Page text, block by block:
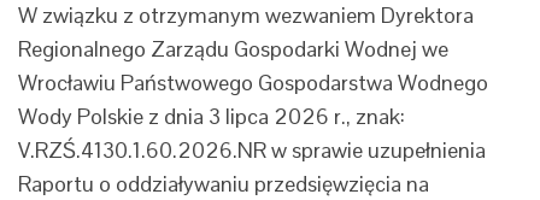
W związku z otrzymanym wezwaniem Dyrektora
Regionalnego Zarządu Gospodarki Wodnej we
Wrocławiu Państwowego Gospodarstwa Wodnego
Wody Polskie z dnia 3 lipca 2026 r., znak:
V.RZŚ.4130.1.60.2026.NR w sprawie uzupełnienia
Raportu o oddziaływaniu przedsięwzięcia na